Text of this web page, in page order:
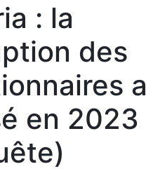
: la
des
a
en 2023